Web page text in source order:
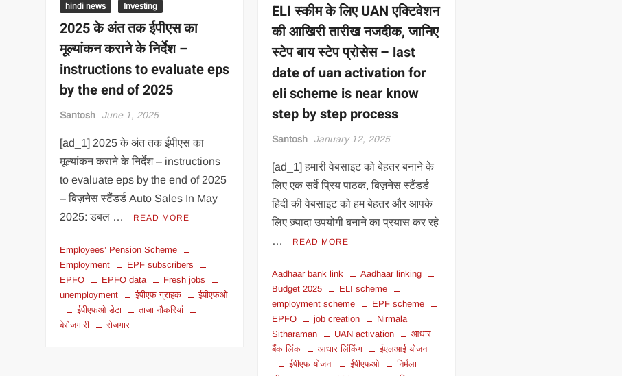
hindi news Investing
2025 के अंत तक ईपीएस का
मूल्यांकन कराने के निर्देश –
instructions to evaluate eps
by the end of 2025
Santosh June 1, 2025
[ad_1] 2025 के अंत तक ईपीएस का
मूल्यांकन कराने के निर्देश – instructions
to evaluate eps by the end of 2025
– बिज़नेस स्टैंडर्ड Auto Sales In May
2025: डबल …
READ MORE
Employees’ Pension Scheme
Employment
EPF subscribers
EPFO
EPFO data
Fresh jobs
unemployment
ईपीएफ ग्राहक
ईपीएफओ
ईपीएफओ डेटा
ताजा नौकरियां
बेरोजगारी
रोजगार
ELI स्कीम के लिए UAN एक्टिवेशन
की आखिरी तारीख नजदीक, जानिए
स्टेप बाय स्टेप प्रोसेस – last
date of uan activation for
eli scheme is near know
step by step process
Santosh January 12, 2025
[ad_1] हमारी वेबसाइट को बेहतर बनाने के
लिए एक सर्वे प्रिय पाठक, बिज़नेस स्टैंडर्ड
हिंदी की वेबसाइट को हम बेहतर और आपके
लिए ज़्यादा उपयोगी बनाने का प्रयास कर रहे
…
READ MORE
Aadhaar bank link
Aadhaar linking
Budget 2025
ELI scheme
employment scheme
EPF scheme
EPFO
job creation
Nirmala
Sitharaman
UAN activation
आधार
बैंक लिंक
आधार लिंकिंग
ईएलआई योजना
ईपीएफ योजना
ईपीएफओ
निर्मला